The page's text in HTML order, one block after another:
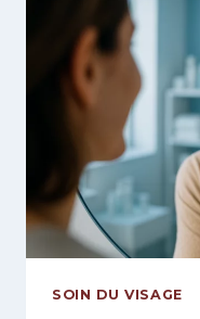
SOIN DU VISAGE